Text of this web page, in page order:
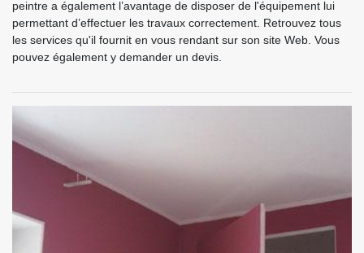
peintre a également l’avantage de disposer de l'équipement lui
permettant d’effectuer les travaux correctement. Retrouvez tous
les services qu'il fournit en vous rendant sur son site Web. Vous
pouvez également y demander un devis.